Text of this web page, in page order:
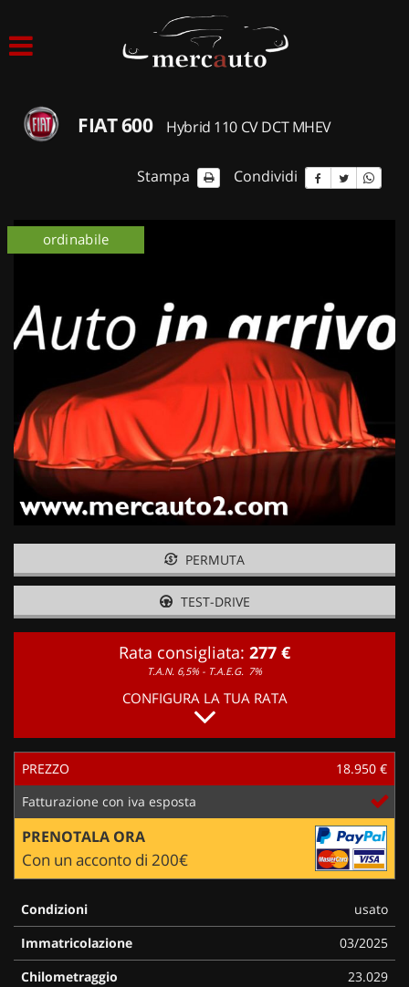
ACQUISTIAMO USATO
NOLEGGIO AUTO
NOLEGGIO BREVE TERMINE
CONTATTI
FIAT 600 Hybrid 110 CV DCT MHEV
Stampa Condividi
ordinabile
PERMUTA
TEST-DRIVE
Rata consigliata: 277 €
T.A.N. 6,5% - T.A.E.G. 7%
CONFIGURA LA TUA RATA
PREZZO
18.950 €
Fatturazione con iva esposta
PRENOTALA ORA
Con un acconto di 200€
Condizioni
usato
Immatricolazione
03/2025
Chilometraggio
23.029